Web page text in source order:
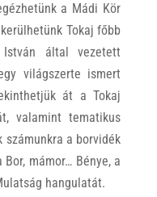
a Mádi Kör
Tokaj főbb
István által vezetett
világszerte ismert
át a Tokaj
valamint tematikus
számunkra a borvidék
mámor… Bénye, a
hangulatát.